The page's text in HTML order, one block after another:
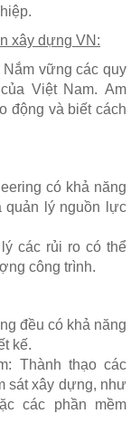
xây dựng VN:
vững các quy
Việt Nam. Am
động và biết cách
có khả năng
quản lý nguồn lực
các rủi ro có thể
công trình.
đều có khả năng
kế.
Thành thạo các
sát xây dựng, như
các phần mềm